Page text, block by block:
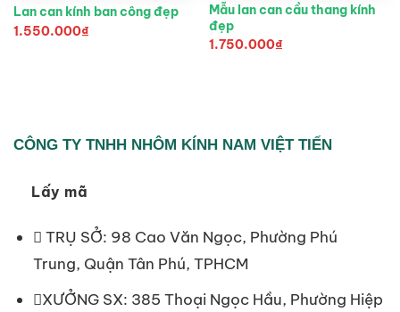
Lan can kính ban công đẹp
1.550.000₫
Mẫu lan can cầu thang kính
đẹp
1.750.000₫
CÔNG TY TNHH NHÔM KÍNH NAM VIỆT TIẾN
Lấy mã
TRỤ SỞ: 98 Cao Văn Ngọc, Phường Phú
Trung, Quận Tân Phú, TPHCM
XƯỞNG SX: 385 Thoại Ngọc Hầu, Phường Hiệp